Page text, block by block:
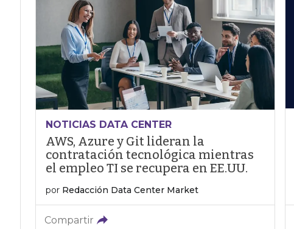
NOTICIAS DATA CENTER
AWS, Azure y Git lideran la
contratación tecnológica mientras
el empleo TI se recupera en EE.UU.
por Redacción Data Center Market
Compartir